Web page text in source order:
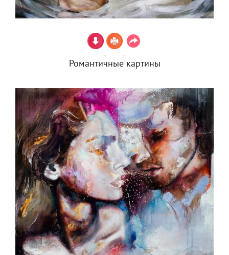
Романтичные картины